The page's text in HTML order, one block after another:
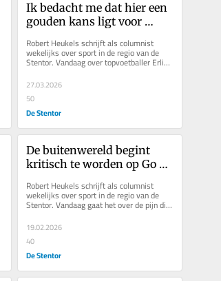
Ik bedacht me dat hier een
gouden kans ligt voor
Beukema
Robert Heukels schrijft als columnist
wekelijks over sport in de regio van de
Stentor. Vandaag over topvoetballer Erling
Haaland, die voor 115.000...
27.03.2026
50
De Stentor
De buitenwereld begint
kritisch te worden op Go
kan het hard gaan
Robert Heukels schrijft als columnist
wekelijks over sport in de regio van de
Stentor. Vandaag gaat het over de pijn die
je voelt als je degradeert....
19.02.2026
40
De Stentor